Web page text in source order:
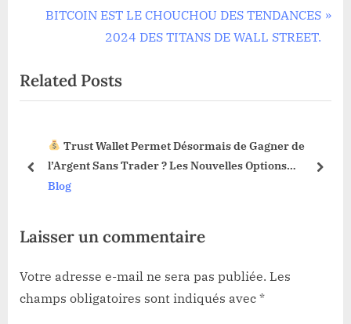
o
u
o
:
N
t
P
s
t
:
BITCOIN EST LE CHOUCHOU DES TENDANCES
2024 DES TITANS DE WALL STREET.
Related Posts
Trust Wallet Permet Désormais de Gagner de
l’Argent Sans Trader ? Les Nouvelles Options
Dévoilées !
Blog
prev next
Laisser un commentaire
Votre adresse e-mail ne sera pas publiée. Les
champs obligatoires sont indiqués avec *